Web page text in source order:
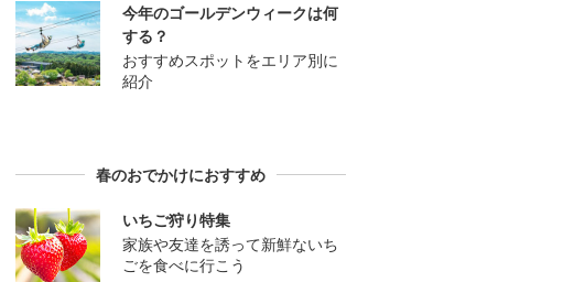
今年のゴールデンウィークは何
する？
おすすめスポットをエリア別に
紹介
春のおでかけにおすすめ
いちご狩り特集
家族や友達を誘って新鮮ないち
ごを食べに行こう